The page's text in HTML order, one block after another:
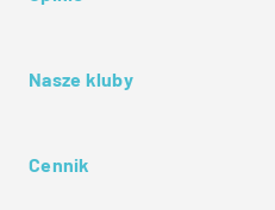
Nasze kluby
Cennik